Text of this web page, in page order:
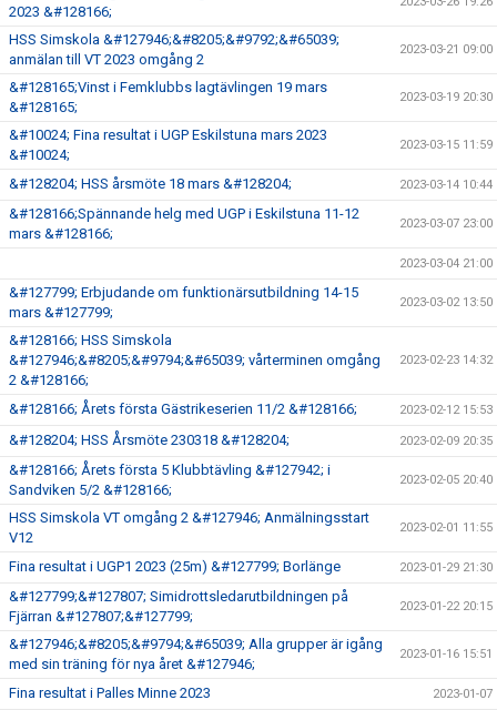
2023 &#128166;
HSS Simskola &#127946;&#8205;&#9792;&#65039;
anmälan till VT 2023 omgång 2
2023-03-21 09:00
&#128165;Vinst i Femklubbs lagtävlingen 19 mars
&#128165;
2023-03-19 20:30
&#10024; Fina resultat i UGP Eskilstuna mars 2023
&#10024;
2023-03-15 11:59
&#128204; HSS årsmöte 18 mars &#128204; 2023-03-14 10:44
&#128166;Spännande helg med UGP i Eskilstuna 11-12
mars &#128166;
2023-03-07 23:00
2023-03-04 21:00
&#127799; Erbjudande om funktionärsutbildning 14-15
mars &#127799;
2023-03-02 13:50
&#128166; HSS Simskola
&#127946;&#8205;&#9794;&#65039; vårterminen omgång
2 &#128166;
2023-02-23 14:32
&#128166; Årets första Gästrikeserien 11/2 &#128166; 2023-02-12 15:53
&#128204; HSS Årsmöte 230318 &#128204; 2023-02-09 20:35
&#128166; Årets första 5 Klubbtävling &#127942; i
Sandviken 5/2 &#128166;
2023-02-05 20:40
HSS Simskola VT omgång 2 &#127946; Anmälningsstart
V12
2023-02-01 11:55
Fina resultat i UGP1 2023 (25m) &#127799; Borlänge 2023-01-29 21:30
&#127799;&#127807; Simidrottsledarutbildningen på
Fjärran &#127807;&#127799;
2023-01-22 20:15
&#127946;&#8205;&#9794;&#65039; Alla grupper är igång
med sin träning för nya året &#127946;
2023-01-16 15:51
Fina resultat i Palles Minne 2023 2023-01-07